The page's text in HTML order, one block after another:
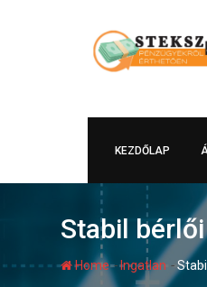
KEZDŐLAP
Stabil
Home-Ingatlan -